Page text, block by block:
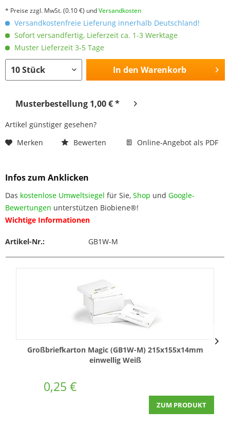
* Preise zzgl. MwSt.(0.10 €) undVersandkosten
Versandkostenfreie Lieferung innerhalb Deutschland!
Sofort versandfertig, Lieferzeit ca. 1-3 Werktage
Muster Lieferzeit 3-5 Tage
In den Warenkorb
Musterbestellung 1,00 € *
Artikel günstiger gesehen?
Merken
Bewerten Online-Angebot als PDF
Infos zum Anklicken
Das kostenlose Umweltsiegel für Sie, Shop und Google-
Bewertungen unterstützen Biobiene®!
Wichtige Informationen
Artikel-Nr.: GB1W-M
Großbriefkarton Magic (GB1W-M) 215x155x14mm
einwellig Weiß
0,25 €
ZUM PRODUKT